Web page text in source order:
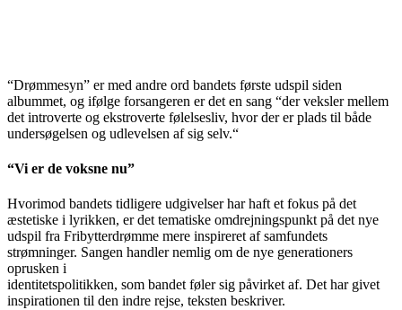
“Drømmesyn” er med andre ord bandets første udspil siden
albummet, og ifølge forsangeren er det en sang “der veksler mellem
det introverte og ekstroverte følelsesliv, hvor der er plads til både
undersøgelsen og udlevelsen af sig selv.“
“Vi er de voksne nu”
Hvorimod bandets tidligere udgivelser har haft et fokus på det
æstetiske i lyrikken, er det tematiske omdrejningspunkt på det nye
udspil fra Fribytterdrømme mere inspireret af samfundets
strømninger. Sangen handler nemlig om de nye generationers
oprusken i
identitetspolitikken, som bandet føler sig påvirket af. Det har givet
inspirationen til den indre rejse, teksten beskriver.